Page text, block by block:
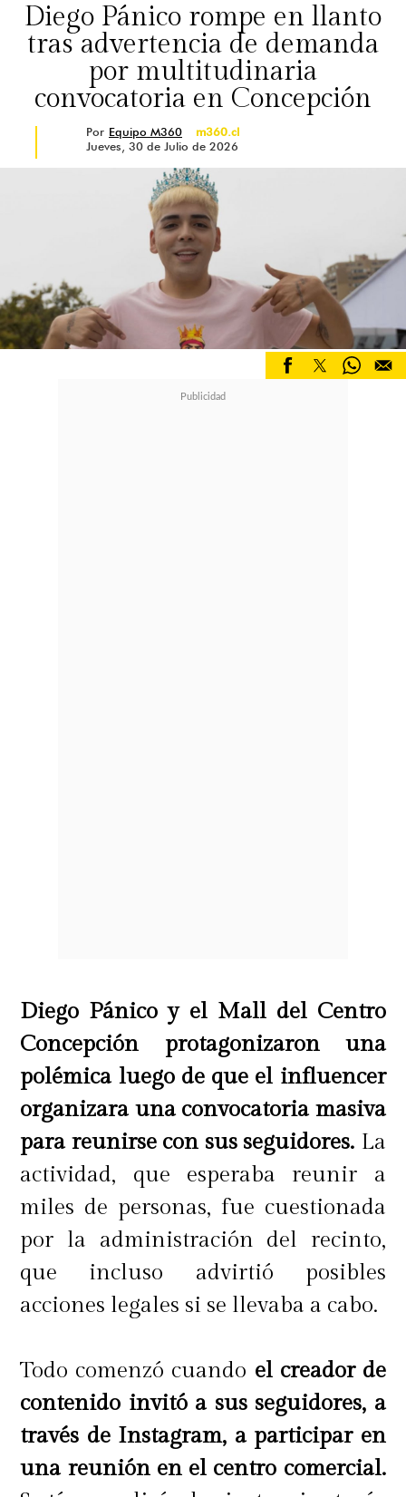
Diego Pánico rompe en llanto
tras advertencia de demanda
por multitudinaria
convocatoria en Concepción
Por Equipo M360
m360.cl
Jueves, 30 de Julio de 2026
Diego Pánico y el Mall del Centro
Concepción protagonizaron una
polémica luego de que el influencer
organizara una convocatoria masiva
para reunirse con sus seguidores. La
actividad, que esperaba reunir a
miles de personas, fue cuestionada
por la administración del recinto,
que incluso advirtió posibles
acciones legales si se llevaba a cabo.
Todo comenzó cuando el creador de
contenido invitó a sus seguidores, a
través de Instagram, a participar en
una reunión en el centro comercial.